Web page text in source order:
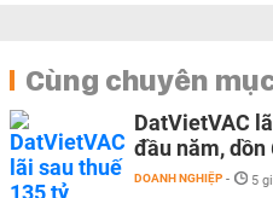
Cùng chuyên
DatVietVAC
đầu năm, dồn
DOANH NGHIỆP - 5